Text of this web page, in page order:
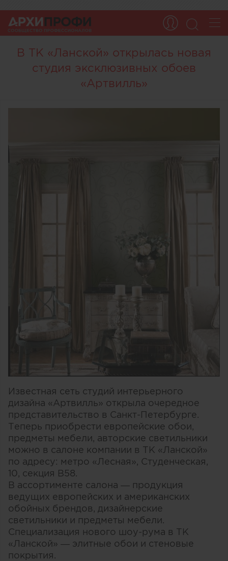
В ТК «Ланской» открылась новая
студия эксклюзивных обоев
«Артвилль»
Известная сеть студий интерьерного
дизайна «Артвилль» открыла очередное
представительство в Санкт-Петербурге.
Теперь приобрести европейские обои,
предметы мебели, авторские светильники
можно в салоне компании в ТК «Ланской»
по адресу: метро «Лесная», Студенческая,
10, секция В58.
В ассортименте салона — продукция
ведущих европейских и американских
обойных брендов, дизайнерские
светильники и предметы мебели.
Специализация нового шоу-рума в ТК
«Ланской» — элитные обои и стеновые
покрытия.